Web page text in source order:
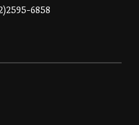
6858